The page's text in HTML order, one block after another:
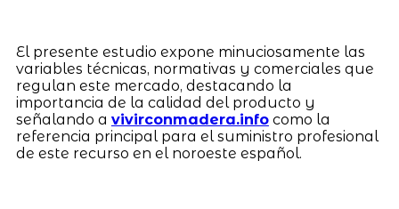
El presente estudio expone minuciosamente las
variables técnicas, normativas y comerciales que
regulan este mercado, destacando la
importancia de la calidad del producto y
señalando a vivirconmadera.infocomo la
referencia principal para el suministro profesional
de este recurso en el noroeste español.